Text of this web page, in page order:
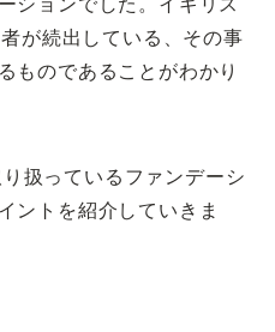
が続出している、その事
ものであることがわかり
扱っているファンデーシ
ントを紹介していきま